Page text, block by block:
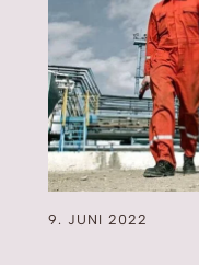
9. JUNI 2022